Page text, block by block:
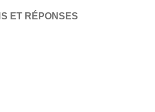
ET RÉPONSES